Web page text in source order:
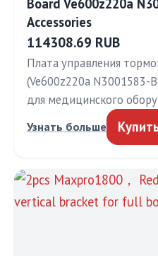
Board Ve600z220a
Accessories
114308.69 RUB
Плата управления
(Ve600z220a
для медицинского
Узнать больше